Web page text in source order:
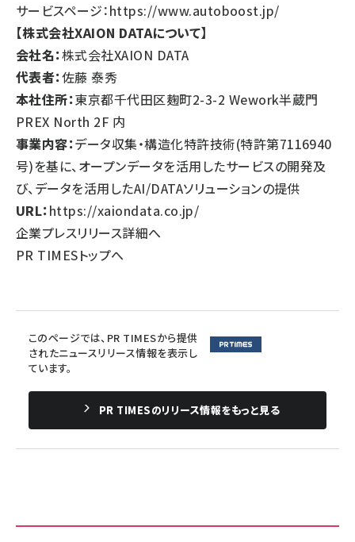
サービスページ：https://www.autoboost.jp/
【株式会社XAION DATAについて】
会社名：株式会社XAION DATA
代表者：佐藤 泰秀
本社住所：東京都千代田区麹町2-3-2 Wework半蔵門
PREX North 2F 内
事業内容：データ収集・構造化特許技術(特許第7116940
号)を基に、オープンデータを活用したサービスの開発及
び、データを活用したAI/DATAソリューションの提供
URL：https://xaiondata.co.jp/
企業プレスリリース詳細へ
PR TIMESトップへ
このページでは、PR TIMESから提供
されたニュースリリース情報を表示し
ています。
PR TIMESのリリース情報をもっと見る